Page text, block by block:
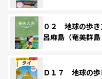
０２ 地球の歩
呂麻島（奄美群
Ｄ１７ 地球の